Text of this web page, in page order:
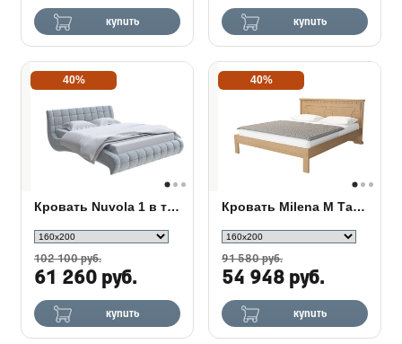
купить купить
40%
Кровать Nuvola 1 в ткани
102 100 руб.
61 260 руб.
купить
40%
Кровать Milena М Тахта Сосна
91 580 руб.
54 948 руб.
купить